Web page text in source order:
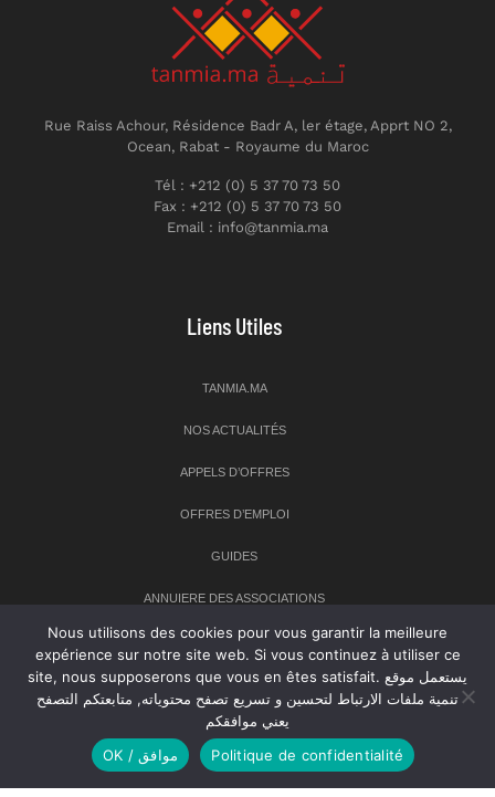
Rue Raiss Achour, Résidence Badr A, ler étage, Apprt NO 2,
Ocean, Rabat - Royaume du Maroc
Tél : +212 (0) 5 37 70 73 50
Fax : +212 (0) 5 37 70 73 50
Email : info@tanmia.ma
Liens Utiles
TANMIA.MA
NOS ACTUALITÉS
APPELS D’OFFRES
OFFRES D’EMPLOI
GUIDES
ANNUIERE DES ASSOCIATIONS
Newsletter
Inscrivez-vous à notre newsletter pour recevoir les dernières
nouvelles sur TANMIA
Nous utilisons des cookies pour vous garantir la meilleure
expérience sur notre site web. Si vous continuez à utiliser ce
site, nous supposerons que vous en êtes satisfait. يستعمل موقع
تنمية ملفات الارتباط لتحسين و تسريع تصفح محتوياته, متابعتكم التصفح
يعني موافقكم
OK / موافق
Politique de confidentialité